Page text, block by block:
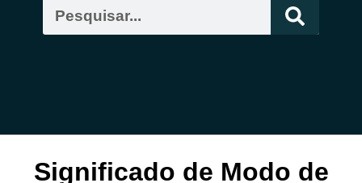
Significado de Modo de